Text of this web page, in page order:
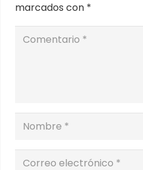
marcados con *